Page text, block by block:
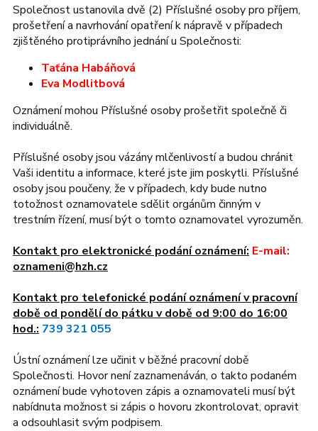
Společnost ustanovila dvě (2) Příslušné osoby pro příjem,
prošetření a navrhování opatření k nápravě v případech
zjištěného protiprávního jednání u Společnosti:
Taťána Habáňová
Eva Modlitbová
Oznámení mohou Příslušné osoby prošetřit společně či
individuálně.
Příslušné osoby jsou vázány mlčenlivostí a budou chránit
Vaši identitu a informace, které jste jim poskytli. Příslušné
osoby jsou poučeny, že v případech, kdy bude nutno
totožnost oznamovatele sdělit orgánům činným v
trestním řízení, musí být o tomto oznamovatel vyrozuměn.
Kontakt pro elektronické podání oznámení: E-mail:
oznameni@hzh.cz
Kontakt pro telefonické podání oznámení v pracovní
době od pondělí do pátku v době od 9:00 do 16:00
hod.: 739 321 055
Ústní oznámení lze učinit v běžné pracovní době
Společnosti. Hovor není zaznamenáván, o takto podaném
oznámení bude vyhotoven zápis a oznamovateli musí být
nabídnuta možnost si zápis o hovoru zkontrolovat, opravit
a odsouhlasit svým podpisem.